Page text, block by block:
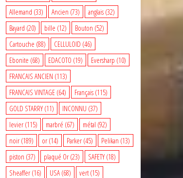
Allemand (33) Ancien (73) anglais(32)
Bayard (20) bille (12) Bouton (52)
Cartouche (88) CELLULOID (46)
Ebonite (68) EDACOTO (19) Eversharp (10)
FRANCAIS ANCIEN (113)
FRANCAIS VINTAGE (64) Français(115)
GOLD STARRY(11) INCONNU (37)
levier(115) marbré (67) métal (92)
noir(189) or(14) Parker(45) Pelikan (13)
piston (37) plaqué Or(23) SAFETY(18)
Sheaffer(16) USA(68) vert(15)